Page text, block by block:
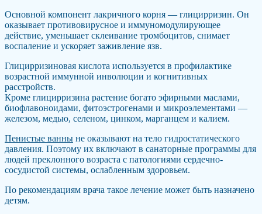
Основной компонент лакричного корня — глицирризин. Он
оказывает противовирусное и иммуномодулирующее
действие, уменьшает склеивание тромбоцитов, снимает
воспаление и ускоряет заживление язв.
Глицирризиновая кислота используется в профилактике
возрастной иммунной инволюции и когнитивных
расстройств.
Кроме глицирризина растение богато эфирными маслами,
биофлавоноидами, фитоэстрогенами и микроэлементами —
железом, медью, селеном, цинком, марганцем и калием.
Пенистые ванны не оказывают на тело гидростатического
давления. Поэтому их включают в санаторные программы для
людей преклонного возраста с патологиями сердечно-
сосудистой системы, ослабленным здоровьем.
По рекомендациям врача такое лечение может быть назначено
детям.